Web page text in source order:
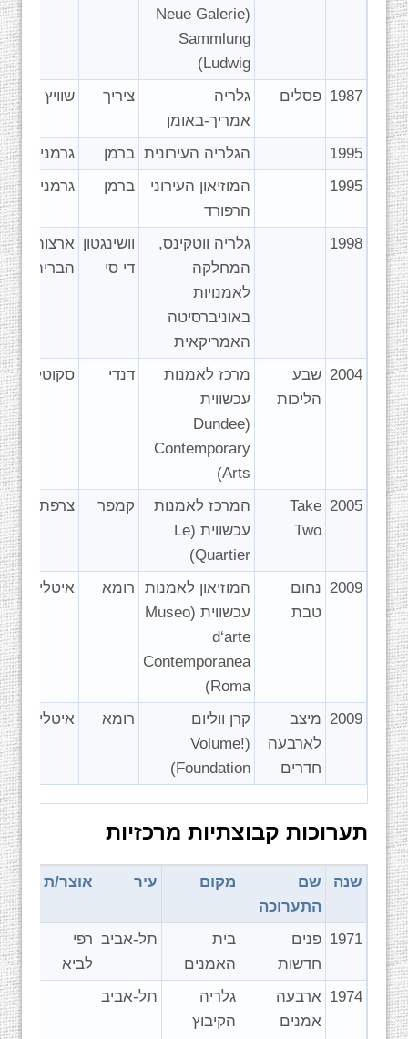
(Neue Galerie
Sammlung
Ludwig)
1987 פסלים
גלריה
אמריך-באומן
ציריך שוויץ
1995 הגלריה העירונית ברמן
גרמניה
1995
המוזיאון העירוני
הרפורד
ברמן גרמניה
1998
גלריה ווטקינס,
המחלקה
לאמנויות
באוניברסיטה
האמריקאית
וושינגטון
די סי
ארצות
הברית
2004 שבע
הליכות
מרכז לאמנות
עכשווית
(Dundee
Contemporary
Arts)
דנדי סקוטלנד
2005
Take
Two
‏המרכז לאמנות
עכשווית (Le
Quartier)
קמפר צרפת
2009 נחום
טבת
המוזיאון לאמנות
עכשווית (Museo
d‘arte
Contemporanea
Roma)
רומא איטליה
2009 מיצב
לארבעה
חדרים
קרן ווליום
(Volume!
Foundation)
רומא איטליה
תערוכות קבוצתיות מרכזיות
שנה
שם
התערוכה
מקום עיר אוצר/ת
1971 פנים
חדשות
בית
האמנים
תל-אביב רפי
לביא
1974 ארבעה
אמנים
גלריה
הקיבוץ
תל-אביב